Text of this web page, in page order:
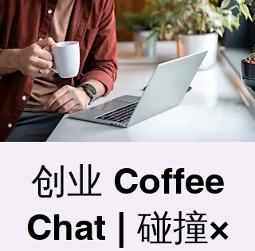
创业 Coffee
Chat | 碰撞×